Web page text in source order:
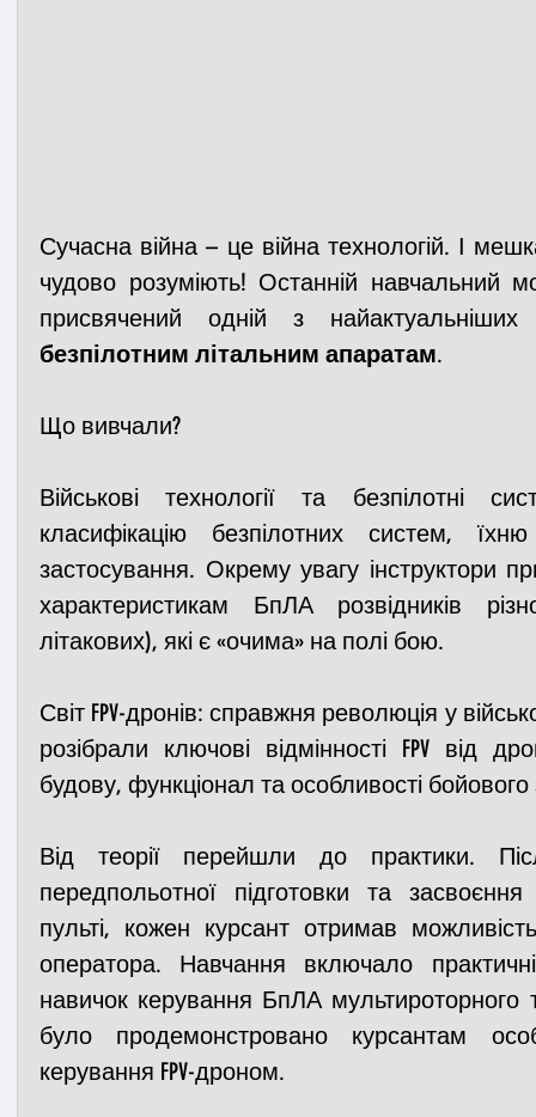
Сучасна війна – це війна технологій. І
чудово розуміють! Останній навчальний
безпілотним літальним апаратам.
Що вивчали?
Військові технології та безпілотні
класифікацію безпілотних систем,
застосування. Окрему увагу інструктори
характеристикам БпЛА розвідників
літакових), які є «очима» на полі бою.
Світ FPV-дронів: справжня революція у
розібрали ключові відмінності FPV від
будову, функціонал та особливості
Від теорії перейшли до практики.
передпольотної підготовки та
пульті, кожен курсант отримав
оператора. Навчання включало
навичок керування БпЛА мультироторного
було продемонстровано курсантам
керування FPV-дроном.